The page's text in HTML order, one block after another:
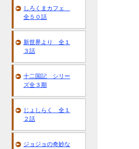
しろくまカフェ
全５０話
新世界より 全１
３話
十二国記 シリー
ズ全３期
じょしらく 全１
２話
ジョジョの奇妙な